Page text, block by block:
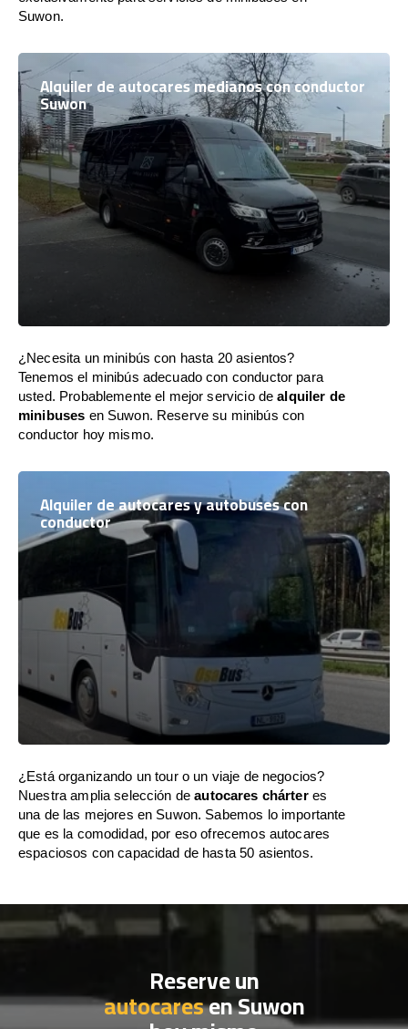
Suwon.
Alquiler de autocares medianos con conductor
Suwon
¿Necesita un minibús con hasta 20 asientos?
Tenemos el minibús adecuado con conductor para
usted. Probablemente el mejor servicio dealquiler de
minibuses en Suwon. Reserve su minibús con
conductor hoy mismo.
Alquiler de autocares y autobuses con
conductor
¿Está organizando un tour o un viaje de negocios?
Nuestra amplia selección deautocares chárteres
una de las mejores en Suwon. Sabemos lo importante
que es la comodidad, por eso ofrecemos autocares
espaciosos con capacidad de hasta 50 asientos.
Reserve un
autocaresen Suwon